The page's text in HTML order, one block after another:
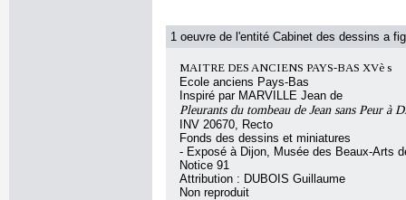
1 oeuvre de l'entité Cabinet des dessins a
MAITRE DES ANCIENS PAYS-BAS XVè s
Ecole anciens Pays-Bas
Inspiré par MARVILLE Jean de
Pleurants du tombeau de Jean sans Peur à
INV 20670, Recto
Fonds des dessins et miniatures
- Exposé à Dijon, Musée des Beaux-Arts
Notice 91
Attribution : DUBOIS Guillaume
Non reproduit